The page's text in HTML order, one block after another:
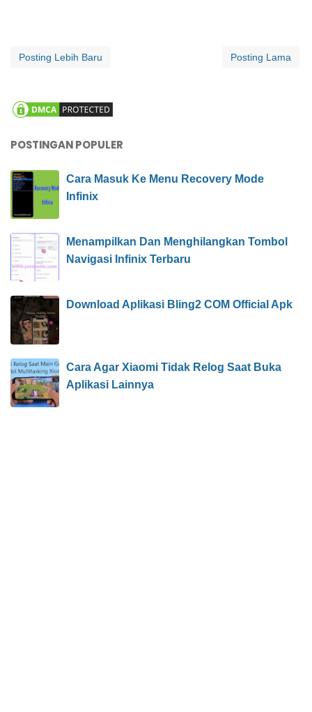
Posting Lebih Baru Posting Lama
POSTINGAN POPULER
Cara Masuk Ke Menu Recovery Mode
Infinix
Menampilkan Dan Menghilangkan Tombol
Navigasi Infinix Terbaru
Download Aplikasi Bling2 COM Official Apk
Cara Agar Xiaomi Tidak Relog Saat Buka
Aplikasi Lainnya